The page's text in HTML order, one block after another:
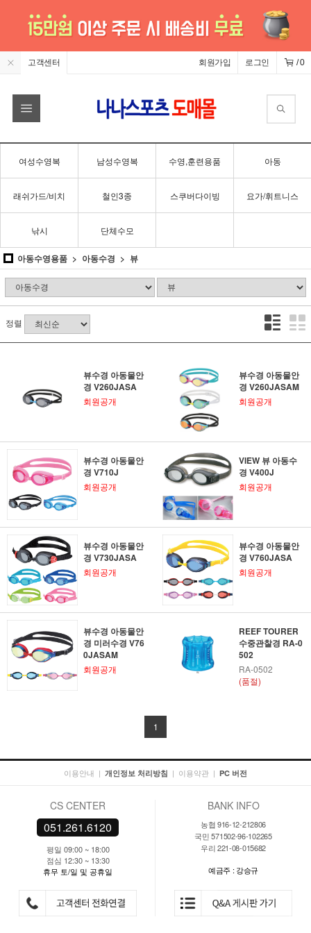
고객센터 /0
로그인
회원가입
여성수영복 남성수영복 수영,훈련용품 아동
래쉬가드/비치 철인3종 스쿠버다이빙 요가/휘트니스
낚시 단체수모
아동수영용품 아동수경 뷰
정렬
뷰수경 아동물안
경 V260JASA
회원공개
뷰수경 아동물안
경 V260JASAM
회원공개
뷰수경 아동물안
경 V710J
회원공개
VIEW 뷰 아동수
경 V400J
회원공개
뷰수경 아동물안
경 V730JASA
회원공개
뷰수경 아동물안
경 V760JASA
회원공개
뷰수경 아동물안
경 미러수경 V76
0JASAM
회원공개
REEF TOURER
수중관찰경 RA-0
502
RA-0502
(품절)
1
이용안내 | 개인정보 처리방침 | 이용약관 | PC 버전
CS CENTER
051.261.6120
평일 09:00 ~ 18:00
점심 12:30 ~ 13:30
휴무 토/일 및 공휴일
BANK INFO
농협 916-12-212806
국민 571502-96-102265
우리 221-08-015682
예금주 : 강승규